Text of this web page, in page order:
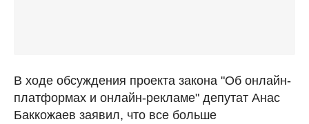
В ходе обсуждения проекта закона "Об онлайн-
платформах и онлайн-рекламе" депутат Анас
Баккожаев заявил, что все больше